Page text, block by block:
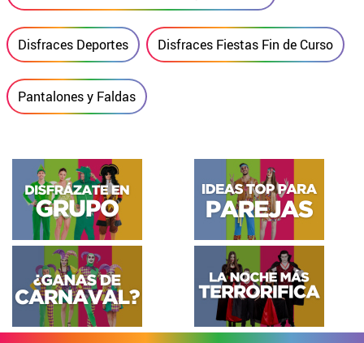
Disfraces Deportes Disfraces Fiestas Fin de Curso
Pantalones y Faldas